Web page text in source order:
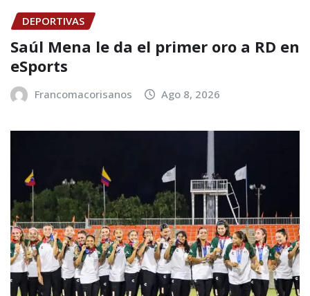
DEPORTIVAS
Saúl Mena le da el primer oro a RD en
eSports
Francomacorisanos Ago 8, 2026